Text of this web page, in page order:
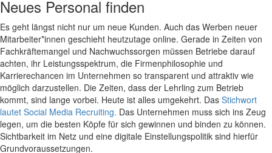
Neues Personal finden
Es geht längst nicht nur um neue Kunden. Auch das Werben neuer
Mitarbeiter*innen geschieht heutzutage online. Gerade in Zeiten von
Fachkräftemangel und Nachwuchssorgen müssen Betriebe darauf
achten, ihr Leistungsspektrum, die Firmenphilosophie und
Karrierechancen im Unternehmen so transparent und attraktiv wie
möglich darzustellen. Die Zeiten, dass der Lehrling zum Betrieb
kommt, sind lange vorbei. Heute ist alles umgekehrt. Das Stichwort
lautet Social Media Recruiting. Das Unternehmen muss sich ins Zeug
legen, um die besten Köpfe für sich gewinnen und binden zu können.
Sichtbarkeit im Netz und eine digitale Einstellungspolitik sind hierfür
Grundvoraussetzungen.